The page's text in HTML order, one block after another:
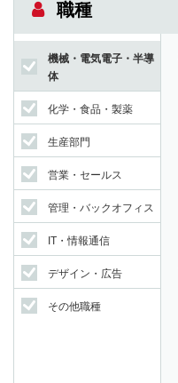
職種
機械・電気電子・半導
体
化学・食品・製薬
生産部門
営業・セールス
管理・バックオフィス
IT・情報通信
デザイン・広告
その他職種